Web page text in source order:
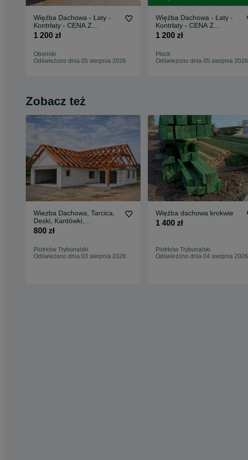
Więźba Dachowa - Łaty -
Kontrłaty - CENA Z
TRANSPORTEM HDS
1 200 zł
Oborniki
Odświeżono dnia 05 sierpnia 2026
Więźba Dachowa - Łaty -
Kontrłaty - CENA Z
TRANSPORTEM HDS
1 200 zł
Płock
Odświeżono dnia 05 sierpnia 2026
Zobacz też
Wiezba Dachowa, Tarcica,
Deski, Kantówki,
Impregnacja, Transport
800 zł
Piotrków Trybunalski
Odświeżono dnia 03 sierpnia 2026
Więźba dachowa krokwie
1 400 zł
Piotrków Trybunalski
Odświeżono dnia 04 sierpnia 2026